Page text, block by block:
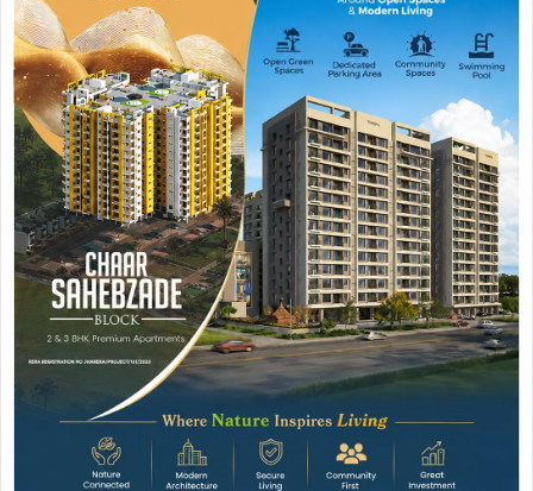
Join WhatsApp Join Now